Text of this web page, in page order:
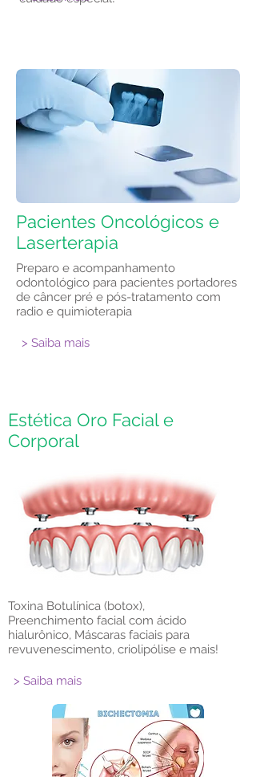
Pacientes Oncológicos e
Laserterapia
Preparo e acompanhamento
odontológico para pacientes portadores
de câncer pré e pós-tratamento com
radio e quimioterapia
> Saiba mais
Estética Oro Facial e
Corporal
Toxina Botulínica (botox),
Preenchimento facial com ácido
hialurônico, Máscaras faciais para
revuvenescimento, criolipólise e mais!
> Saiba mais